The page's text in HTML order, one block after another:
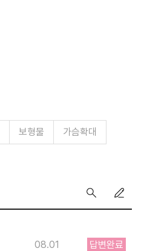
보형물 가슴확대
08.01 답변완료